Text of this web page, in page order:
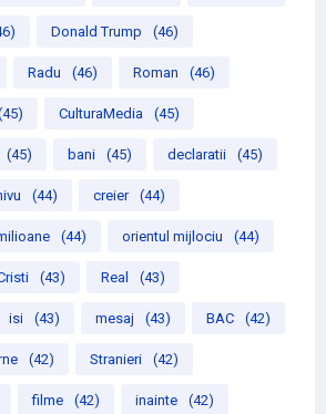
Donald Trump (46)
Radu (46) Roman (46)
CulturaMedia (45)
(45) bani (45) declaratii (45)
(44) creier (44)
(44) orientul mijlociu (44)
(43) Real (43)
isi (43) mesaj (43) BAC (42)
(42) Stranieri (42)
filme (42) inainte (42)